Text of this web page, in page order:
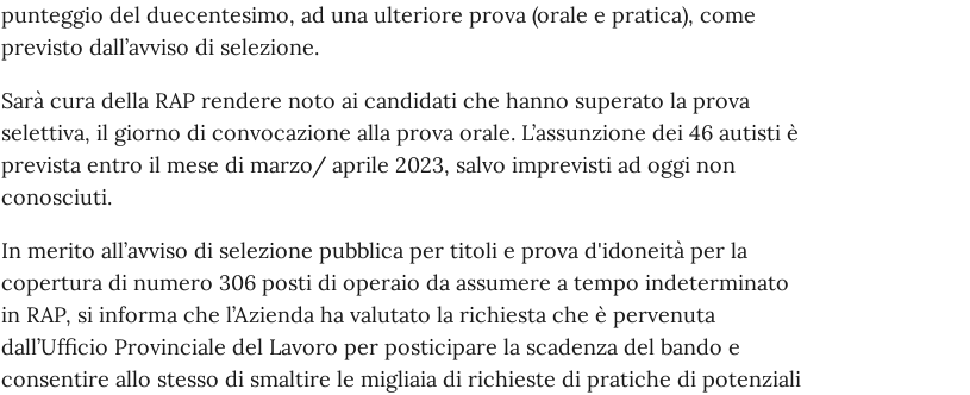
punteggio del duecentesimo, ad una ulteriore prova (orale e pratica), come
previsto dall’avviso di selezione.
Sarà cura della RAP rendere noto ai candidati che hanno superato la prova
selettiva, il giorno di convocazione alla prova orale. L’assunzione dei 46 autisti è
prevista entro il mese di marzo/ aprile 2023, salvo imprevisti ad oggi non
conosciuti.
In merito all’avviso di selezione pubblica per titoli e prova d'idoneità per la
copertura di numero 306 posti di operaio da assumere a tempo indeterminato
in RAP, si informa che l’Azienda ha valutato la richiesta che è pervenuta
dall’Ufficio Provinciale del Lavoro per posticipare la scadenza del bando e
consentire allo stesso di smaltire le migliaia di richieste di pratiche di potenziali